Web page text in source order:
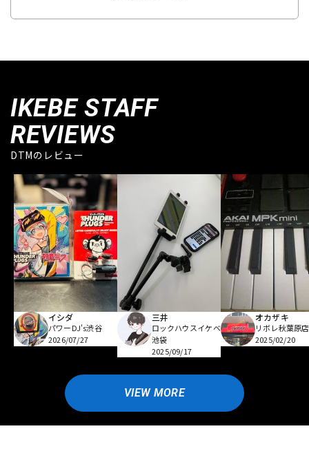
IKEBE STAFF
REVIEWS
DTMのレビュー
イシダ
パワーDJ's渋谷
2026/07/27
三井
ロックハウスイケベ
池袋
2025/09/17
オカザキ
リボレ秋葉原店
2025/02/20
VIEW MORE